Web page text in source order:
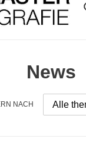
News
NACH